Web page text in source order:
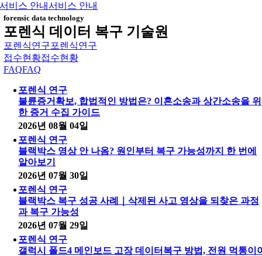
서비스 안내서비스 안내
forensic data technology
포렌식 데이터 복구 기술원
포렌식연구포렌식연구
접수현황접수현황
FAQFAQ
포렌식 연구
불륜증거확보, 합법적인 방법은? 이혼소송과 상간소송을 위
한 증거 수집 가이드
2026년 08월 04일
포렌식 연구
블랙박스 영상 안 나옴? 원인부터 복구 가능성까지 한 번에
알아보기
2026년 07월 30일
포렌식 연구
블랙박스 복구 성공 사례｜삭제된 사고 영상을 되찾은 과정
과 복구 가능성
2026년 07월 29일
포렌식 연구
갤럭시 폴드4 메인보드 고장 데이터복구 방법, 전원 먹통이